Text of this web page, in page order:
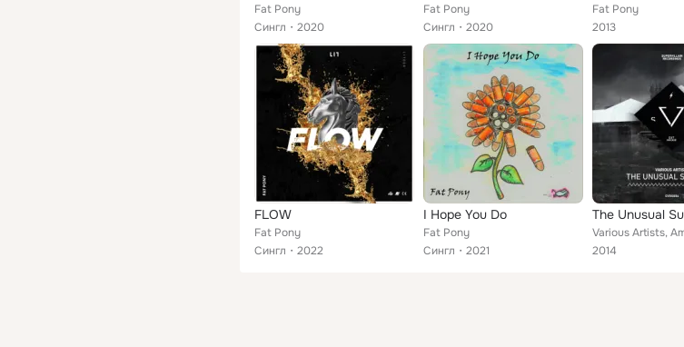
Fat Pony
Сингл
2020
Fat Pony
Сингл
2020
Fat Pony
2013
FLOW
Fat Pony
Сингл
2022
I Hope You Do
Fat Pony
Сингл
2021
The Unusual
2014